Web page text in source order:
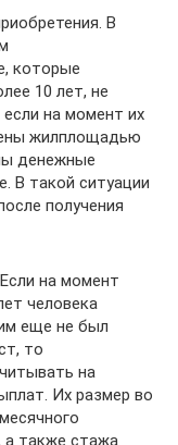
В
которые
10 лет, не
на момент их
жилплощадью
денежные
В такой ситуации
получения
на момент
человека
еще не был
то
на
Их размер во
а также стажа